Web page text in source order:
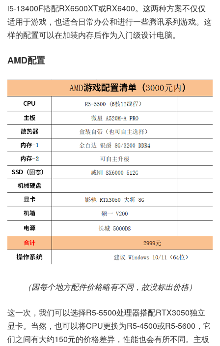
i5-13400F搭配RX6500XT或RX6400。这两种方案不仅仅
适用于游戏，也适合日常办公和进行一些腾讯系列游戏。这
样的配置可以在加装内存后作为入门级设计电脑。
AMD配置
（因每个地方配件价格略有不同，故没标出价格）
这一次，我们可以选择R5-5500处理器搭配RTX3050独立
显卡。当然，也可以将CPU更换为R5-4500或R5-5600，它
们之间有大约150元的价格差异，性能也会有所不同。主板